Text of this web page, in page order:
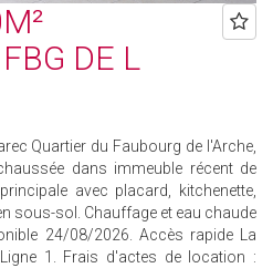
DE L
Quartier du Faubourg de l'Arche,
dans immeuble récent de
avec placard, kitchenette,
sous-sol. Chauffage et eau chaude
24/08/2026. Accès rapide La
1. Frais d'actes de location :